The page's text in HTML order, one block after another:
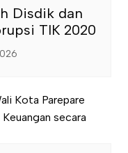
Disdik dan
TIK 2020